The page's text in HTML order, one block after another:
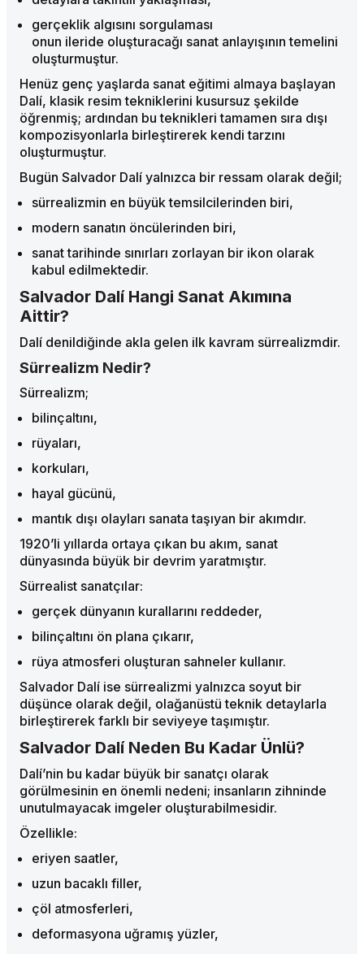
gerçeklik algısını sorgulaması
onun ileride oluşturacağı sanat anlayışının temelini
oluşturmuştur.
Henüz genç yaşlarda sanat eğitimi almaya başlayan
Dalí, klasik resim tekniklerini kusursuz şekilde
öğrenmiş; ardından bu teknikleri tamamen sıra dışı
kompozisyonlarla birleştirerek kendi tarzını
oluşturmuştur.
Bugün Salvador Dalí yalnızca bir ressam olarak değil;
sürrealizmin en büyük temsilcilerinden biri,
modern sanatın öncülerinden biri,
sanat tarihinde sınırları zorlayan bir ikon olarak
kabul edilmektedir.
Salvador Dalí Hangi Sanat Akımına
Aittir?
Dalí denildiğinde akla gelen ilk kavram sürrealizmdir.
Sürrealizm Nedir?
Sürrealizm;
bilinçaltını,
rüyaları,
korkuları,
hayal gücünü,
mantık dışı olayları sanata taşıyan bir akımdır.
1920’li yıllarda ortaya çıkan bu akım, sanat
dünyasında büyük bir devrim yaratmıştır.
Sürrealist sanatçılar:
gerçek dünyanın kurallarını reddeder,
bilinçaltını ön plana çıkarır,
rüya atmosferi oluşturan sahneler kullanır.
Salvador Dalí ise sürrealizmi yalnızca soyut bir
düşünce olarak değil, olağanüstü teknik detaylarla
birleştirerek farklı bir seviyeye taşımıştır.
Salvador Dalí Neden Bu Kadar Ünlü?
Dalí’nin bu kadar büyük bir sanatçı olarak
görülmesinin en önemli nedeni; insanların zihninde
unutulmayacak imgeler oluşturabilmesidir.
Özellikle:
eriyen saatler,
uzun bacaklı filler,
çöl atmosferleri,
deformasyona uğramış yüzler,